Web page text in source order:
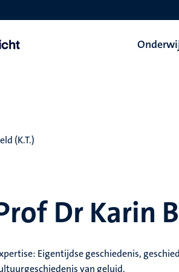
(K.T.)
Dr Karin
Eigentijdse geschiedenis,
van geluid.